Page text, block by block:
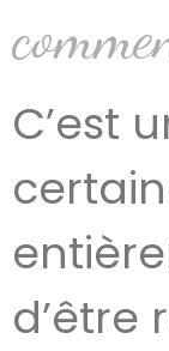
C’est
d’être